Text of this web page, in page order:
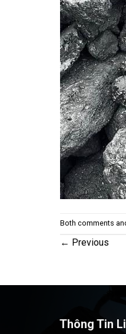
Both comments
← Previous
Thông Tin